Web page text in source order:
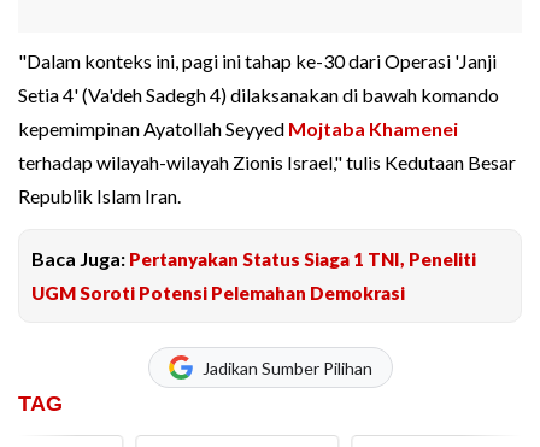
"Dalam konteks ini, pagi ini tahap ke-30 dari Operasi 'Janji
Setia 4' (Va'deh Sadegh 4) dilaksanakan di bawah komando
kepemimpinan Ayatollah Seyyed Mojtaba Khamenei
terhadap wilayah-wilayah Zionis Israel," tulis Kedutaan Besar
Republik Islam Iran.
Baca Juga: Pertanyakan Status Siaga 1 TNI, Peneliti
UGM Soroti Potensi Pelemahan Demokrasi
Jadikan Sumber Pilihan
TAG